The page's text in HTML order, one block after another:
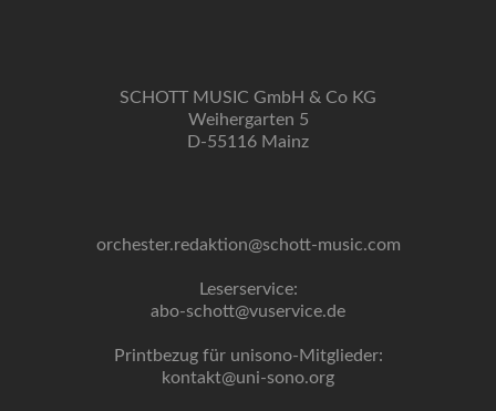
SCHOTT MUSIC GmbH & Co KG
Weihergarten 5
D-55116 Mainz
orchester.redaktion@schott-music.com
Leserservice:
abo-schott@vuservice.de
Printbezug für unisono-Mitglieder:
kontakt@uni-sono.org